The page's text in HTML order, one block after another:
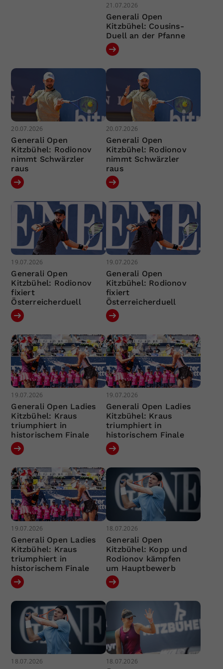
21.07.2026
Generali Open
Kitzbühel: Cousins-
Duell an der Pfanne
20.07.2026
Generali Open
Kitzbühel: Rodionov
nimmt Schwärzler
raus
20.07.2026
Generali Open
Kitzbühel: Rodionov
nimmt Schwärzler
raus
19.07.2026
Generali Open
Kitzbühel: Rodionov
fixiert
Österreicherduell
19.07.2026
Generali Open
Kitzbühel: Rodionov
fixiert
Österreicherduell
19.07.2026
Generali Open Ladies
Kitzbühel: Kraus
triumphiert in
historischem Finale
19.07.2026
Generali Open Ladies
Kitzbühel: Kraus
triumphiert in
historischem Finale
19.07.2026
Generali Open Ladies
Kitzbühel: Kraus
triumphiert in
historischem Finale
18.07.2026
Generali Open
Kitzbühel: Kopp und
Rodionov kämpfen
um Hauptbewerb
18.07.2026 18.07.2026